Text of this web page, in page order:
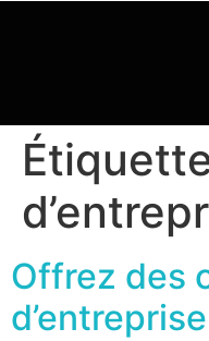
Offrez des